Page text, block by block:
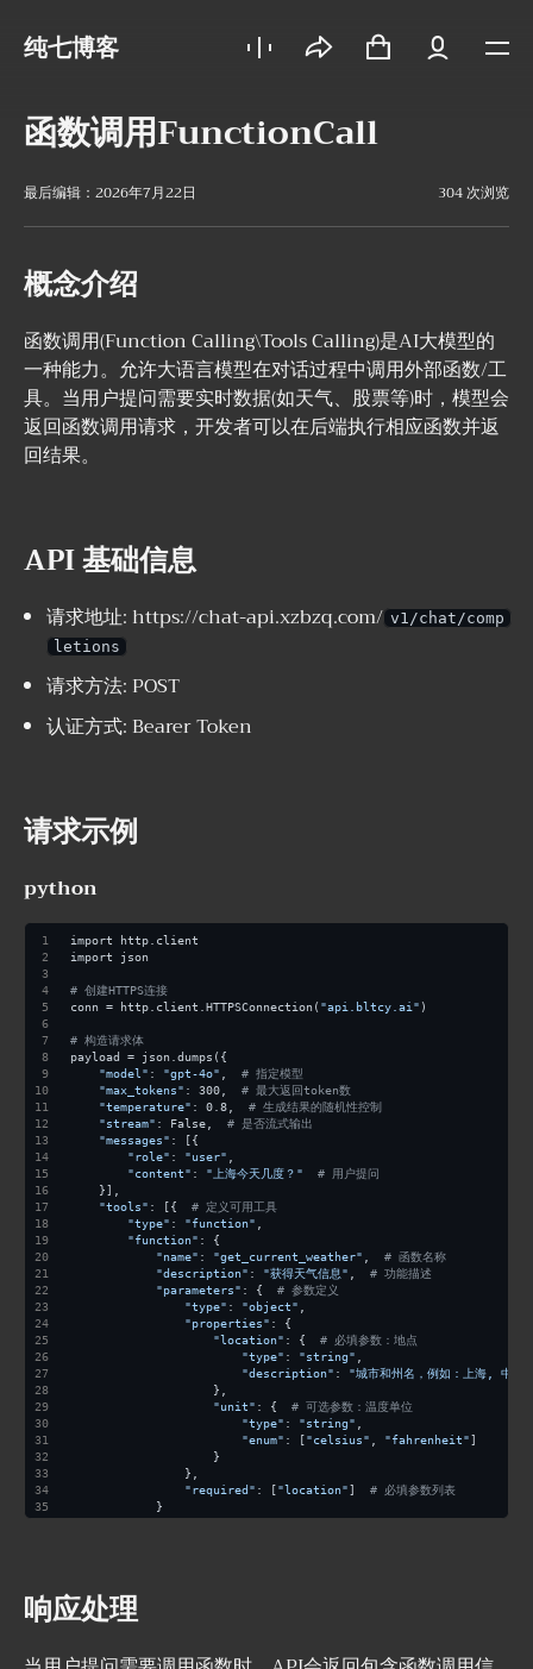
纯七博客
函数调用FunctionCall
最后编辑：2026年7月22日 304 次浏览
概念介绍
函数调用(Function Calling\Tools Calling)是AI大模型的
一种能力。允许大语言模型在对话过程中调用外部函数/工
具。当用户提问需要实时数据(如天气、股票等)时，模型会
返回函数调用请求，开发者可以在后端执行相应函数并返
回结果。
API 基础信息
请求地址: https://chat-api.xzbzq.com/ v1/chat/comp
letions
请求方法: POST
认证方式: Bearer Token
请求示例
python
import http.client
import json
# 创建HTTPS连接
conn = http.client.HTTPSConnection( "api.bltcy.ai" )
# 构造请求体
payload = json.dumps({
"model" : "gpt-4o"
# 指定模型
"max_tokens" : 300, # 最大返回token数
"temperature" : 0.8, # 生成结果的随机性控制
"stream" : False, # 是否流式输出
"messages" : [{
"role" : "user"
"content" : "上海今天几度？"
# 用户提问
    }],
"tools" : [{ # 定义可用工具
"type" : "function"
"function" : {
"name" : "get_current_weather"
# 函数名称
"description" : "获得天气信息"
# 功能描述
"parameters" : { # 参数定义
"type" : "object"
"properties" : {
"location" : { # 必填参数：地点
"type" : "string"
"description" : "城市和州名，例如：上海, 中国"
                    },
"unit" : { # 可选参数：温度单位
"type" : "string"
"enum" : ["celsius" "fahrenheit"]
                    }
                },
"required" : ["location"] # 必填参数列表
            }
headers = {
"Accept"
"Content-Type": "application/json"
响应处理